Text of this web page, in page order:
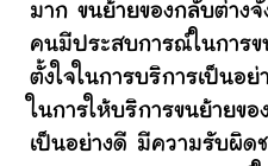
มาก ขนย้ายของกลับต่าง
คนมีประสบการณ์ในการข
ตั้งใจในการบริการเป็นอ
ในการให้บริการขนย้ายข
เป็นอย่างดี มีความรับผิด